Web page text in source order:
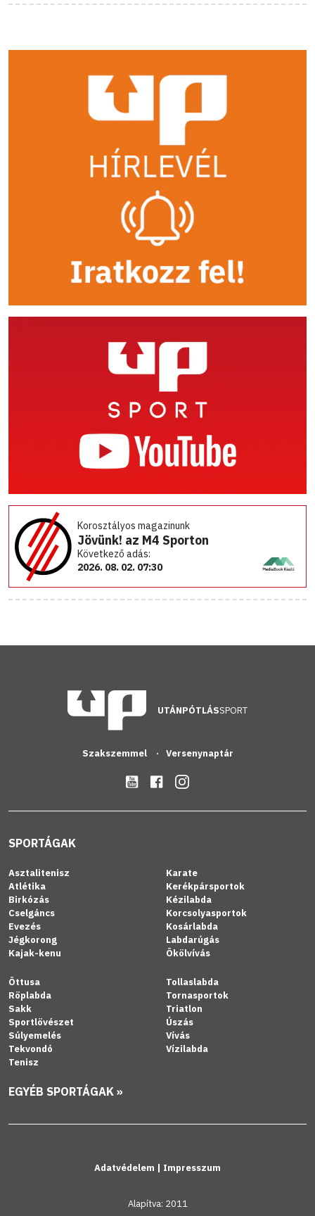
Korosztályos magazinunk
Jövünk! az M4 Sporton
Következő adás:
2026. 08. 02. 07:30
UTÁNPÓTLÁSSPORT
Szakszemmel Versenynaptár
SPORTÁGAK
Asztalitenisz
Atlétika
Birkózás
Cselgáncs
Evezés
Jégkorong
Kajak-kenu
Karate
Kerékpársportok
Kézilabda
Korcsolyasportok
Kosárlabda
Labdarúgás
Ökölvívás
Öttusa
Röplabda
Sakk
Sportlövészet
Súlyemelés
Tekvondó
Tenisz
Tollaslabda
Tornasportok
Triatlon
Úszás
Vívás
Vízilabda
EGYÉB SPORTÁGAK »
Adatvédelem | Impresszum
Alapítva: 2011